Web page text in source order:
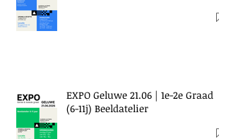
EXPO Geluwe 21.06 | 1e-2e Graad
(6-11j) Beeldatelier